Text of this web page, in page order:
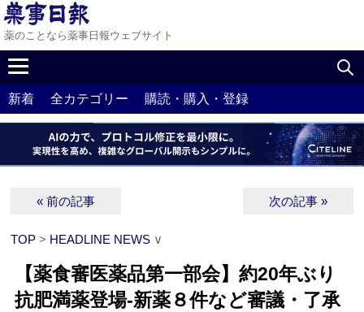
薬のことなら薬事日報ウェブサイト
新着 全カテゴリー 購読・購入・登録
« 前の記事 次の記事 »
TOP > HEADLINE NEWS ∨
【薬食審医薬品第一部会】約20年ぶり
抗肥満薬登場‐新薬８件など審議・了承